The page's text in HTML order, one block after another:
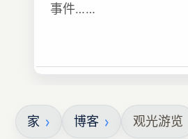
事件……
家 博客 观光游览